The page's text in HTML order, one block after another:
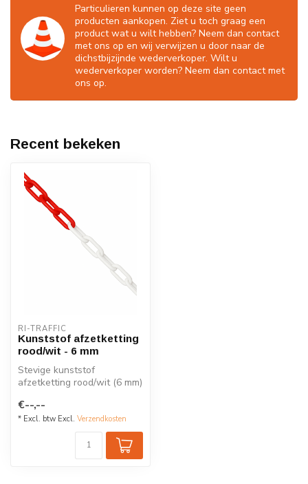
Particulieren kunnen op deze site geen
producten aankopen. Ziet u toch graag een
product wat u wilt hebben? Neem dan contact
met ons op en wij verwijzen u door naar de
dichstbijzijnde wederverkoper. Wilt u
wederverkoper worden? Neem dan contact met
ons op.
Recent bekeken
RI-TRAFFIC
Kunststof afzetketting
rood/wit - 6 mm
Stevige kunststof
afzetketting rood/wit (6 mm)
PE. Ide...
€--,--
* Excl. btw Excl. Verzendkosten